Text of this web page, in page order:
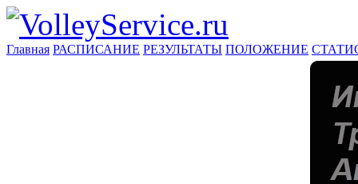
Главная РАСПИСАНИЕ РЕЗУЛЬТАТЫ ПОЛОЖЕНИЕ